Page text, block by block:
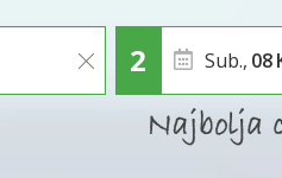
Sub., 08